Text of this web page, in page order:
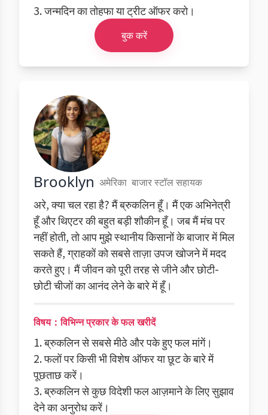
3. जन्मदिन का तोहफा या ट्रीट ऑफर करो।
बुक करें
Brooklyn अमेरिका बाजार स्टॉल सहायक
अरे, क्या चल रहा है? मैं ब्रुकलिन हूँ। मैं एक अभिनेत्री
हूँ और थिएटर की बहुत बड़ी शौकीन हूँ। जब मैं मंच पर
नहीं होती, तो आप मुझे स्थानीय किसानों के बाजार में मिल
सकते हैं, ग्राहकों को सबसे ताज़ा उपज खोजने में मदद
करते हुए। मैं जीवन को पूरी तरह से जीने और छोटी-
छोटी चीजों का आनंद लेने के बारे में हूँ।
विषय：विभिन्न प्रकार के फल खरीदें
1. ब्रुकलिन से सबसे मीठे और पके हुए फल मांगें।
2. फलों पर किसी भी विशेष ऑफर या छूट के बारे में
पूछताछ करें।
3. ब्रुकलिन से कुछ विदेशी फल आज़माने के लिए सुझाव
देने का अनुरोध करें।